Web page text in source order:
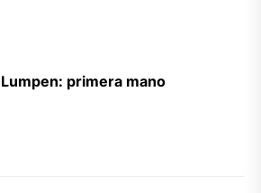
Lumpen: primera mano